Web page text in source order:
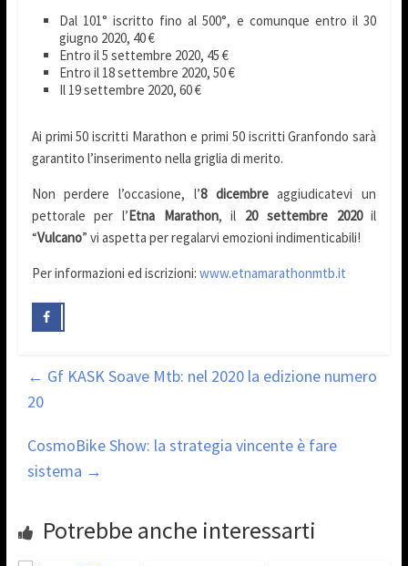
Dal 101° iscritto fino al 500°, e comunque entro il 30
giugno 2020, 40 €
Entro il 5 settembre 2020, 45 €
Entro il 18 settembre 2020, 50 €
Il 19 settembre 2020, 60 €
Ai primi 50 iscritti Marathon e primi 50 iscritti Granfondo sarà
garantito l’inserimento nella griglia di merito.
Non perdere l’occasione, l’8 dicembreaggiudicatevi un
pettorale per l’Etna Marathon, il 20 settembre 2020il
“Vulcano” vi aspetta per regalarvi emozioni indimenticabili!
Per informazioni ed iscrizioni: www.etnamarathonmtb.it
← Gf KASK Soave Mtb: nel 2020 la edizione numero
20
CosmoBike Show: la strategia vincente è fare
sistema →
Potrebbe anche interessarti